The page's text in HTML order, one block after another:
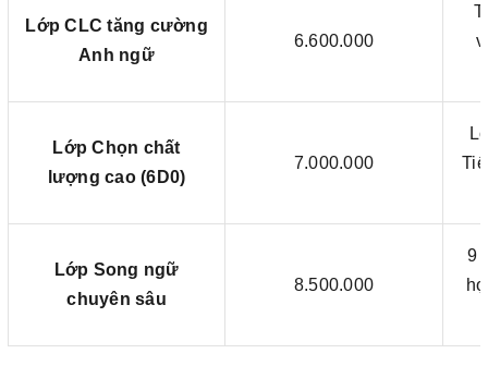
Lớp CLC tăng cường
Anh ngữ
6.600.000
Lớp Chọn chất
lượng cao (6D0)
7.000.000
Lớp Song ngữ
chuyên sâu
8.500.000
9